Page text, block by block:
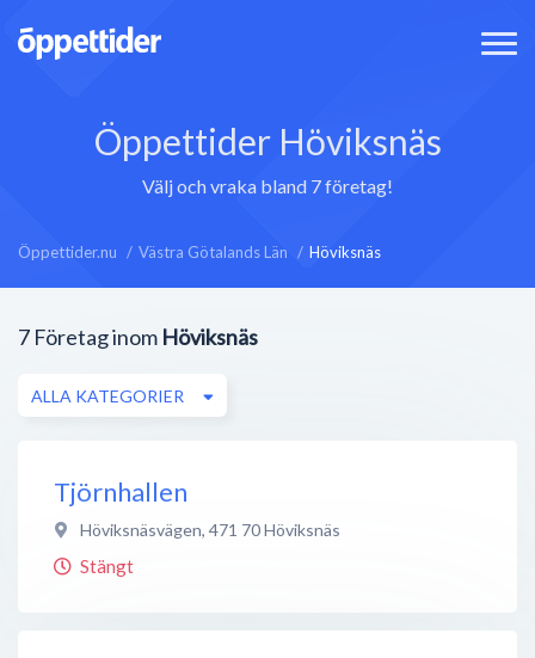
Öppettider Höviksnäs
Välj och vraka bland 7 företag!
Öppettider.nu Västra Götalands Län Höviksnäs
7 Företag inom Höviksnäs
ALLA KATEGORIER
Tjörnhallen
Höviksnäsvägen, 471 70Höviksnäs
Stängt